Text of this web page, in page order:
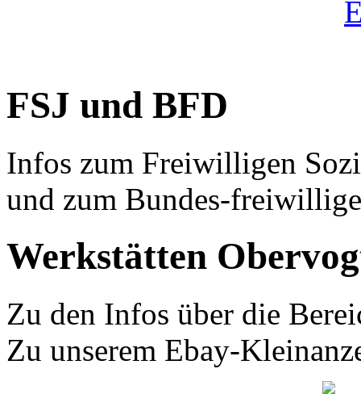
FSJ und BFD
Infos zum Freiwilligen
und zum Bundes-
Werkstätten
Zu den Infos über die
Zu unserem Ebay-